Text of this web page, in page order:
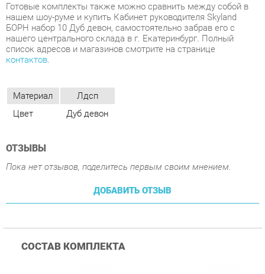
Материал
Лдсп
Цвет
Дуб девон
Пока нет отзывов, поделитесь первым своим мнением.
ДОБАВИТЬ ОТЗЫВ
СОСТАВ КОМПЛЕКТА